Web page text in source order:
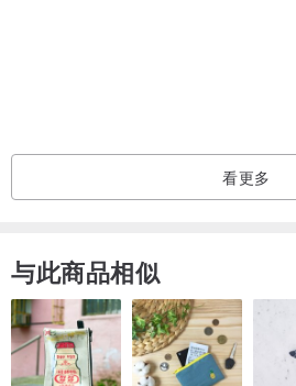
看更多
与此商品相似